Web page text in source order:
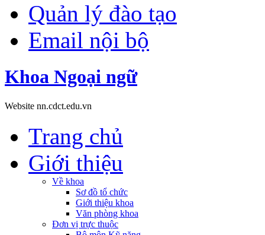
Quản lý đào tạo
Email nội bộ
Khoa Ngoại ngữ
Website nn.cdct.edu.vn
Trang chủ
Giới thiệu
Về khoa
Sơ đồ tổ chức
Giới thiệu khoa
Văn phòng khoa
Đơn vị trực thuộc